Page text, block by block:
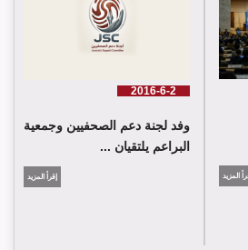
المزيد
2016-6-2
وفد لجنة دعم الصحفيين وجمعية
البراعم يلتقيان ...
إقرأ المزيد